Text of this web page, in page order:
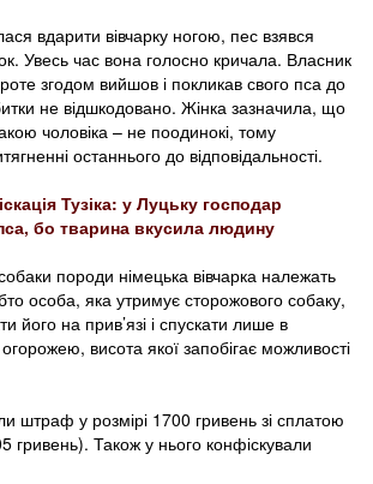
вдарити вівчарку ногою, пес взявся
Увесь час вона голосно кричала. Власник
згодом вийшов і покликав свого пса до
не відшкодовано. Жінка зазначила, що
чоловіка – не поодинокі, тому
останнього до відповідальності.
Тузіка: у Луцьку господар
бо тварина вкусила людину
породи німецька вівчарка належать
особа, яка утримує сторожового собаку,
його на прив’язі і спускати лише в
висота якої запобігає можливості
штраф у розмірі 1700 гривень зі сплатою
гривень). Також у нього конфіскували